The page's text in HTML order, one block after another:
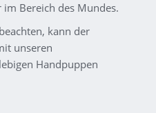
Bereich des Mundes.
kann der
unseren
Handpuppen